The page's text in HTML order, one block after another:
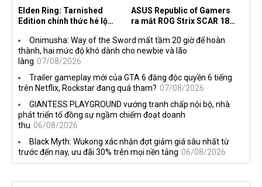
Elden Ring: Tarnished
Edition chính thức hé lộ
ASUS Republic of Gamers
ra mắt ROG Strix SCAR 18
Onimusha: Way of the Sword mất tầm 20 giờ để hoàn
thành, hai mức độ khó dành cho newbie và lão
làng 07/08/2026
Trailer gameplay mới của GTA 6 đăng độc quyền 6 tiếng
trên Netflix, Rockstar đang quá tham? 07/08/2026
GIANTESS PLAYGROUND vướng tranh chấp nội bộ, nhà
phát triển tố đồng sự ngầm chiếm đoạt doanh
thu 06/08/2026
Black Myth: Wukong xác nhận đợt giảm giá sâu nhất từ
trước đến nay, ưu đãi 30% trên mọi nền tảng 06/08/2026